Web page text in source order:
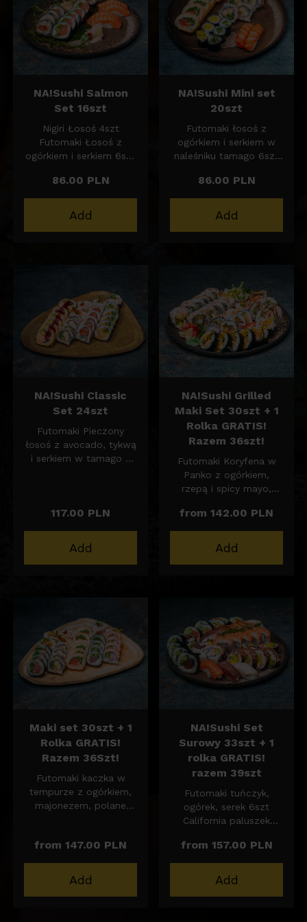
6szt
NA!Sushi Salmon
Set 16szt
Nigiri Łosoś 4szt
Futomaki Łosoś z
ogórkiem i serkiem 6szt
Łososia doprawiony
sosem sojowym i
shichimi z dodatkiem
86.00 PLN
Add
NA!Sushi Mini set
20szt
Futomaki łosoś z
ogórkiem i serkiem w
naleśniku tamago 6szt
tempurze, ogórkiem,
rzepą, spicy mayo i
sezamem 6szt
86.00 PLN
Add
NA!Sushi Classic
Set 24szt
Futomaki Pieczony
łosoś z avocado, tykwą
i serkiem w tamago z
rzepą, spicy mayo i
ogórkiem, serkiem i
sezamem 6szt
117.00 PLN
Add
NA!Sushi Grilled
Maki Set 30szt + 1
Rolka GRATIS!
Razem 36szt!
Futomaki Koryfena w
Panko z ogórkiem,
rzepą i spicy mayo,
6szt
Califonira Krewetka w
Tempurze z ogórkiem,
skóra z Łososia z
polane sosem słodkim
unagi i posypane
sezamem 6szt
California Kalmar w
Tempurze z ogórkiem,
rzepą, spicy mayo i
Futomaki Warzywa w
Tempurze (batat,
cukinia, cebulka
czerwona) i spicy mayo
6szt
30ml sosu sojowego
50g imbiru 10g wasabi
from 142.00 PLN
Add
Maki set 30szt + 1
Rolka GRATIS!
Razem 36Szt!
Futomaki kaczka w
tempurze z ogórkiem,
majonezem, polane
6szt
tempurze, ogórek,
rzepa, spicy mayo i
from 147.00 PLN
Add
NA!Sushi Set
Surowy 33szt + 1
rolka GRATIS!
razem 39szt
Futomaki tuńczyk,
ogórek, serek 6szt
California paluszek
serkiem, ogórkiem,
rzepą, owinięte
surowym łososiem 6szt
from 157.00 PLN
Add